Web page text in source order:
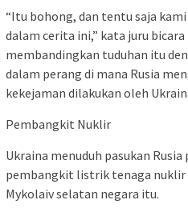
“Itu bohong, dan tentu saja
dalam cerita ini,” kata juru
membandingkan tuduhan itu
dalam perang di mana Rusia
kekejaman dilakukan oleh
Pembangkit Nuklir
Ukraina menuduh pasukan
pembangkit listrik tenaga nuklir
Mykolaiv selatan negara itu.